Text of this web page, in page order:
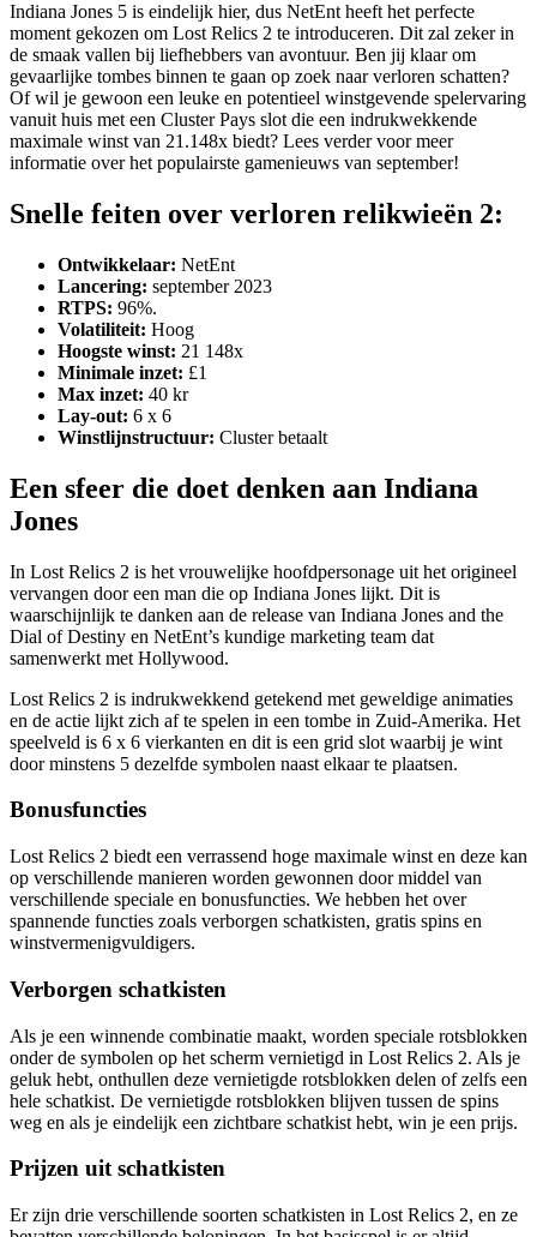
Indiana Jones 5 is eindelijk hier, dus NetEnt heeft het perfecte
moment gekozen om Lost Relics 2 te introduceren. Dit zal zeker in
de smaak vallen bij liefhebbers van avontuur. Ben jij klaar om
gevaarlijke tombes binnen te gaan op zoek naar verloren schatten?
Of wil je gewoon een leuke en potentieel winstgevende spelervaring
vanuit huis met een Cluster Pays slot die een indrukwekkende
maximale winst van 21.148x biedt? Lees verder voor meer
informatie over het populairste gamenieuws van september!
Snelle feiten over verloren relikwieën 2:
Ontwikkelaar: NetEnt
Lancering: september 2023
RTPS: 96%.
Volatiliteit: Hoog
Hoogste winst: 21 148x
Minimale inzet: £1
Max inzet: 40 kr
Lay-out: 6 x 6
Winstlijnstructuur: Cluster betaalt
Een sfeer die doet denken aan Indiana
Jones
In Lost Relics 2 is het vrouwelijke hoofdpersonage uit het origineel
vervangen door een man die op Indiana Jones lijkt. Dit is
waarschijnlijk te danken aan de release van Indiana Jones and the
Dial of Destiny en NetEnt’s kundige marketing team dat
samenwerkt met Hollywood.
Lost Relics 2 is indrukwekkend getekend met geweldige animaties
en de actie lijkt zich af te spelen in een tombe in Zuid-Amerika. Het
speelveld is 6 x 6 vierkanten en dit is een grid slot waarbij je wint
door minstens 5 dezelfde symbolen naast elkaar te plaatsen.
Bonusfuncties
Lost Relics 2 biedt een verrassend hoge maximale winst en deze kan
op verschillende manieren worden gewonnen door middel van
verschillende speciale en bonusfuncties. We hebben het over
spannende functies zoals verborgen schatkisten, gratis spins en
winstvermenigvuldigers.
Verborgen schatkisten
Als je een winnende combinatie maakt, worden speciale rotsblokken
onder de symbolen op het scherm vernietigd in Lost Relics 2. Als je
geluk hebt, onthullen deze vernietigde rotsblokken delen of zelfs een
hele schatkist. De vernietigde rotsblokken blijven tussen de spins
weg en als je eindelijk een zichtbare schatkist hebt, win je een prijs.
Prijzen uit schatkisten
Er zijn drie verschillende soorten schatkisten in Lost Relics 2, en ze